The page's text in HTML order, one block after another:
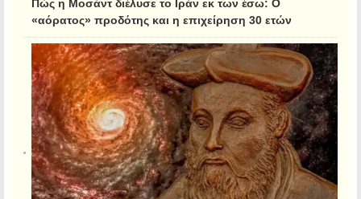
Πώς η Μοσάντ διέλυσε το Ιράν εκ των έσω: Ο
«αόρατος» προδότης και η επιχείρηση 30 ετών